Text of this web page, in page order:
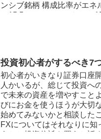
ンシブ銘柄 構成比率がエ
（15.5％）、ヘルスケア（
景気に強いETFです。（
降局面では手堅く配当が
い利回りを実現することを
回りは3.61％。分配回数は
大きく上回る 「株式投資
「生活必需品」、「エネル
有するとS&P500を大きく
投資初心者がするべき7
初心者がいきなり証券口座
人かいるが、総じて投資へ
で未来の資産を増やすこと
びにお金を使うほうが大切
始めてみないかと相談した
FXについてはそれなりに
うとか投資信託を買うと話